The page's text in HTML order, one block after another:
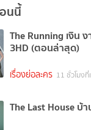
นนี้
The Running เงิน
3HD (ตอนล่าสุด)
เรื่องย่อละคร 11 ชั่วโมงที่
The Last House บ้